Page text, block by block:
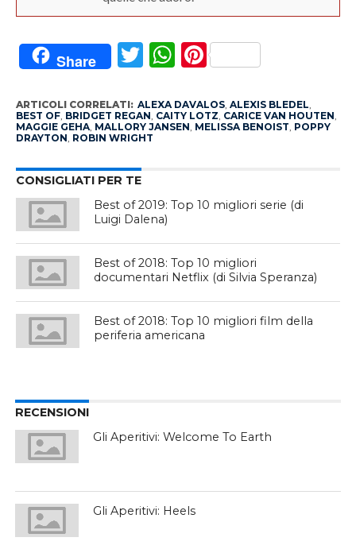
Share Twitter
WhatsApp
Pinterest
ARTICOLI CORRELATI: ALEXA DAVALOS, ALEXIS BLEDEL
BEST OF, BRIDGET REGAN CAITY LOTZ CARICE VAN HOUTEN
MAGGIE GEHA, MALLORY JANSEN MELISSA BENOIST POPPY
DRAYTON ROBIN WRIGHT
CONSIGLIATI PER TE
Best of 2019: Top 10 migliori serie (di
Luigi Dalena)
Best of 2018: Top 10 migliori
documentari Netflix (di Silvia Speranza)
Best of 2018: Top 10 migliori film della
periferia americana
RECENSIONI
Gli Aperitivi: Welcome To Earth
Gli Aperitivi: Heels